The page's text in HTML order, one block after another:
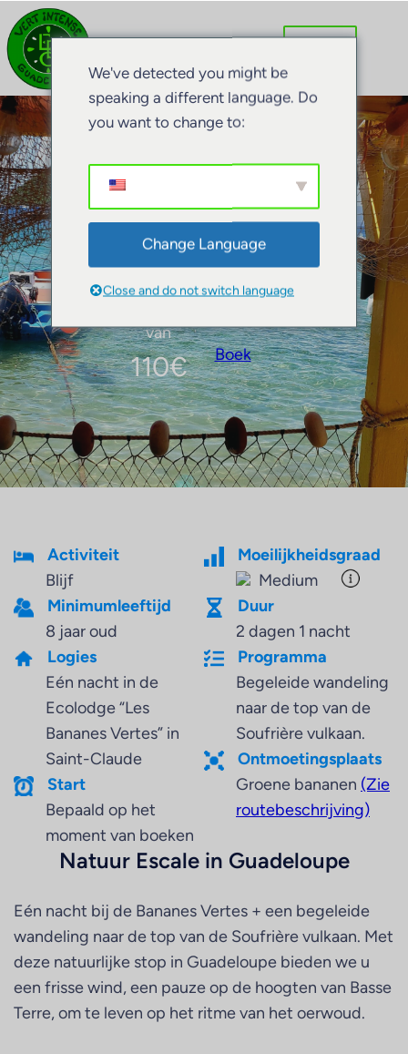
Natuur Escale
van
110€ Boek
Activiteit
Blijf
Minimumleeftijd
8 jaar oud
Logies
Eén nacht in de
Ecolodge “Les
Bananes Vertes” in
Saint-Claude
Start
Bepaald op het
moment van boeken
Moeilijkheidsgraad
Medium
Duur
2 dagen 1 nacht
Programma
Begeleide wandeling
naar de top van de
Soufrière vulkaan.
Ontmoetingsplaats
Groene bananen (Zie
routebeschrijving)
Natuur Escale in Guadeloupe
Eén nacht bij de Bananes Vertes + een begeleide
wandeling naar de top van de Soufrière vulkaan. Met
deze natuurlijke stop in Guadeloupe bieden we u
een frisse wind, een pauze op de hoogten van Basse
Terre, om te leven op het ritme van het oerwoud.
We've detected you might be
speaking a different language. Do
you want to change to:
Change Language
Close and do not switch language